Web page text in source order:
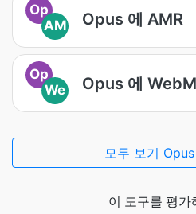
Op
AM
Opus 에 AMR
Op
We
Opus 에 WebM
모두 보기
이 도구를 평가